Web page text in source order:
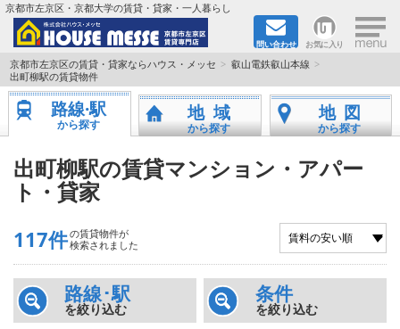
京都市左京区・京都大学の賃貸・貸家・一人暮らし
問い合わせ お気に入り ×
TOPページ
地図から検索
京都大学＆京都芸術大学生さんに
書類DL & 入居者さまへ
家族で住むならマンション？賃家？
一人暮らしの物件特集
京都市左京区の賃貸・貸家ならハウス・メッセ
叡山電鉄叡山本線
出町柳駅の賃貸物件
路線·駅
から探す
地域
から探す
地図
から探す
出町柳駅の賃貸マンション・アパー
ト・貸家
117件の賃貸物件が
検索されました
路線･駅
を絞り込む
条件
を絞り込む